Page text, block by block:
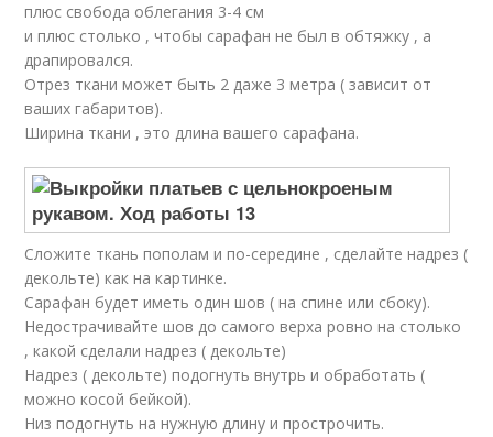
плюс свобода облегания 3-4 см
и плюс столько , чтобы сарафан не был в обтяжку , а
драпировался.
Отрез ткани может быть 2 даже 3 метра ( зависит от
ваших габаритов).
Ширина ткани , это длина вашего сарафана.
Сложите ткань пополам и по-середине , сделайте надрез (
декольте) как на картинке.
Сарафан будет иметь один шов ( на спине или сбоку).
Недострачивайте шов до самого верха ровно на столько
, какой сделали надрез ( декольте)
Надрез ( декольте) подогнуть внутрь и обработать (
можно косой бейкой).
Низ подогнуть на нужную длину и прострочить.